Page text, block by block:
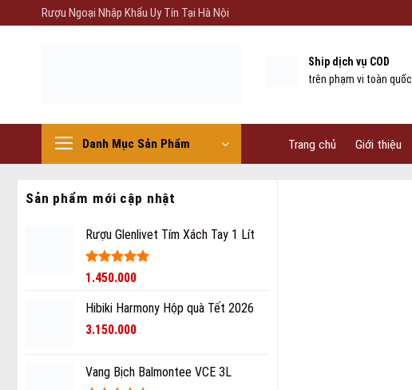
Rượu Ngoại Nhập Khẩu Uy Tín Tại Hà Nội
Ship dịch vụ COD
trên phạm vi toàn quốc
Danh Mục Sản Phẩm Trang chủ Giới thiệu
Sản phẩm mới cập nhật
Rượu Glenlivet Tím Xách Tay 1 Lít
Được xếp
sao
1.450.000
Hibiki Harmony Hộp quà Tết 2026
3.150.000
Vang Bịch Balmontee VCE 3L